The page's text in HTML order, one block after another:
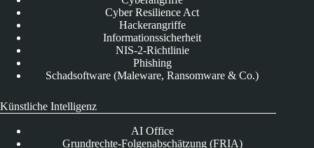
Cyber Resilience Act
Hackerangriffe
Informationssicherheit
NIS-2-Richtlinie
Phishing
Schadsoftware (Maleware, Ransomware & Co.)
Künstliche Intelligenz
AI Office
Grundrechte-Folgenabschätzung (FRIA)